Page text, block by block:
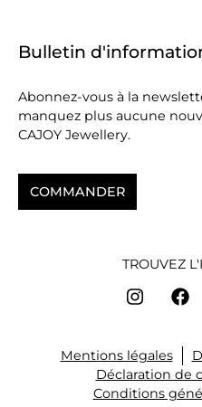
Bulletin
Abonnez-vous à la
manquez plus aucune
CAJOY Jewellery.
COMMANDER
TROUVEZ
Mentions légales
Déclaration de
Conditions